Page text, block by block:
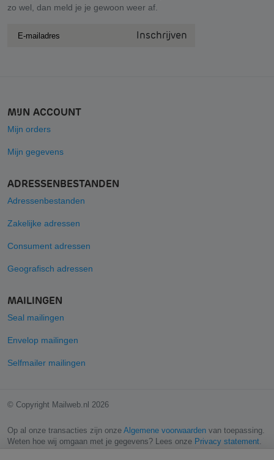
zo wel, dan meld je je gewoon weer af.
Inschrijven
MIJN ACCOUNT
Mijn orders
Mijn gegevens
ADRESSENBESTANDEN
Adressenbestanden
Zakelijke adressen
Consument adressen
Geografisch adressen
MAILINGEN
Seal mailingen
Envelop mailingen
Selfmailer mailingen
© Copyright Mailweb.nl 2026
Op al onze transacties zijn onze Algemene voorwaarden van toepassing.
Weten hoe wij omgaan met je gegevens? Lees onze Privacy statement.